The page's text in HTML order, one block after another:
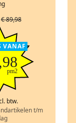
€ 89,98
VANAF
pm2
btw.
t/m